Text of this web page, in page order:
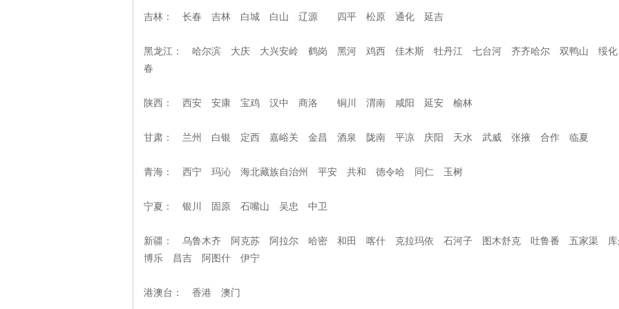
吉林： 长春 吉林 白城 白山 辽源 四平 松原 通化 延吉
黑龙江： 哈尔滨 大庆 大兴安岭 鹤岗 黑河 鸡西 佳木斯 牡丹江 七台河 齐齐哈尔 双鸭山 绥
春
陕西： 西安 安康 宝鸡 汉中 商洛 铜川 渭南 咸阳 延安 榆林
甘肃： 兰州 白银 定西 嘉峪关 金昌 酒泉 陇南 平凉 庆阳 天水 武威 张掖 合作 临夏
青海： 西宁 玛沁 海北藏族自治州 平安 共和 德令哈 同仁 玉树
宁夏： 银川 固原 石嘴山 吴忠 中卫
新疆： 乌鲁木齐 阿克苏 阿拉尔 哈密 和田 喀什 克拉玛依 石河子 图木舒克 吐鲁番 五家渠 库
博乐 昌吉 阿图什 伊宁
港澳台： 香港 澳门